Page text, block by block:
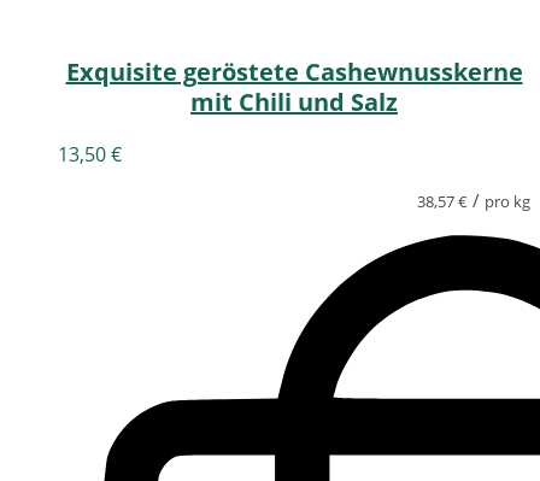
Exquisite geröstete Cashewnusskerne
mit Chili und Salz
13,50€
38,57€ / pro kg